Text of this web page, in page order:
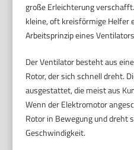
große Erleichterung
kleine, oft kreisförmige Helfer
Arbeitsprinzip eines
Der Ventilator besteht aus
Rotor, der sich schnell dreht.
ausgestattet, die meist aus
Wenn der Elektromotor
Rotor in Bewegung und dreht
Geschwindigkeit.